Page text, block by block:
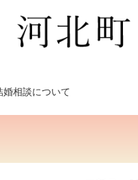
婚相談について